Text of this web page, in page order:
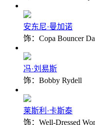
安东尼·曼加诺
饰：Copa Bouncer
冯·刘易斯
饰：Bobby Rydell
莱斯利·卡斯泰
饰：Well-Dressed